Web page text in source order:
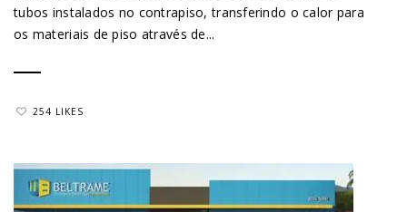
tubos instalados no contrapiso, transferindo o calor para
os materiais de piso através de...
254 LIKES